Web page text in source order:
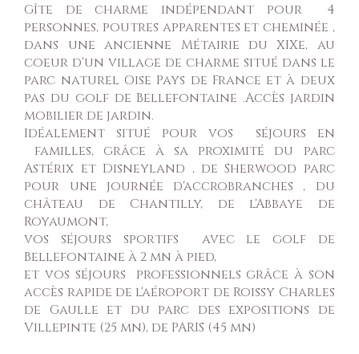
Gîte de charme indépendant pour 4
personnes, poutres apparentes et cheminée ,
dans une ancienne Métairie du XIXe, au
coeur d'un village de charme situé dans le
parc naturel Oise Pays de France et à deux
pas du golf de Bellefontaine .Accès jardin
mobilier de jardin.
Idéalement situé pour vos séjours en
familles, grâce à sa proximité du parc
Astérix et Disneyland , de Sherwood parc
pour une journée d'accrobranches , du
château de Chantilly, de l'Abbaye de
Royaumont,
vos séjours sportifs avec le golf de
Bellefontaine à 2 mn à pied,
et vos séjours professionnels grâce à son
accès rapide de l'aéroport de Roissy Charles
de Gaulle et du parc des expositions de
Villepinte (25 mn), de PARIS (45 mn)